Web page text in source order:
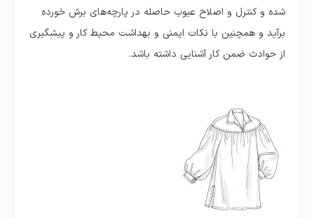
شده و کنترل و اصلاح عیوب حاصله در پارچه‌های برش خورده
برآید و همچنین با نکات ایمنی و بهداشت محیط کار و پیشگیری
از حوادث ضمن کار آشنایی داشته باشد.